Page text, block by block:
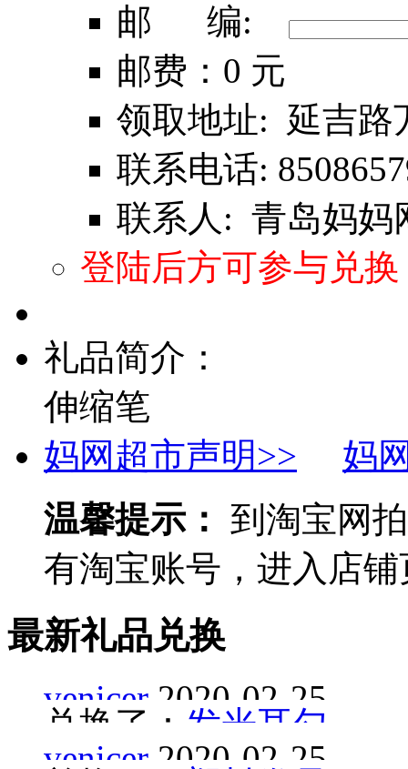
邮 编:
邮费：0 元
领取地址: 延吉路
联系电话:
联系人: 青岛妈妈
登陆后方可参与兑换
礼品简介：
伸缩笔
妈网超市声明>>
妈
温馨提示：
到淘宝网
有淘宝账号，进入店
最新礼品兑换
venicer 2020-02-25
兑换了： 发光耳勺
venicer 2020-02-25